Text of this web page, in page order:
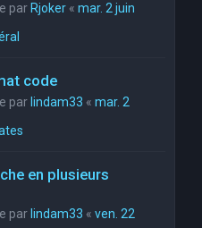
par Rjoker « mar. 2 juin
code
par lindam33 « mar. 2
en plusieurs
par lindam33 « ven. 22